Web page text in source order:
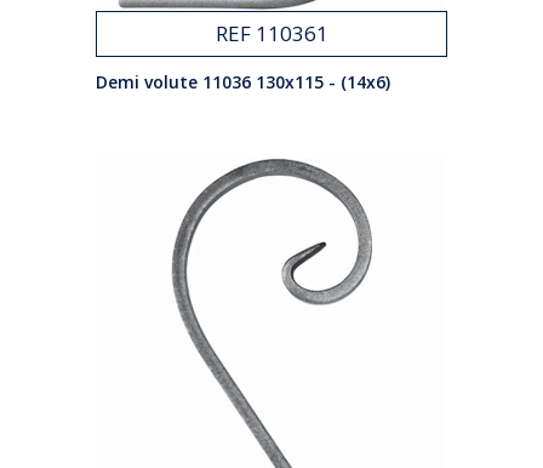
REF 110361
Demi volute 11036 130x115 - (14x6)